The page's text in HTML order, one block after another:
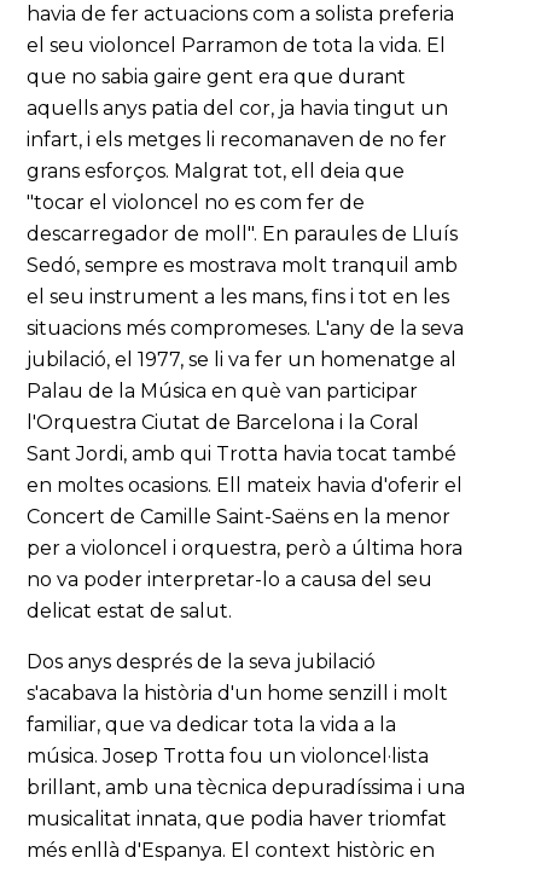
havia de fer actuacions com a solista preferia
el seu violoncel Parramon de tota la vida. El
que no sabia gaire gent era que durant
aquells anys patia del cor, ja havia tingut un
infart, i els metges li recomanaven de no fer
grans esforços. Malgrat tot, ell deia que
"tocar el violoncel no es com fer de
descarregador de moll". En paraules de Lluís
Sedó, sempre es mostrava molt tranquil amb
el seu instrument a les mans, fins i tot en les
situacions més compromeses. L'any de la seva
jubilació, el 1977, se li va fer un homenatge al
Palau de la Música en què van participar
l'Orquestra Ciutat de Barcelona i la Coral
Sant Jordi, amb qui Trotta havia tocat també
en moltes ocasions. Ell mateix havia d'oferir el
Concert de Camille Saint-Saëns en la menor
per a violoncel i orquestra, però a última hora
no va poder interpretar-lo a causa del seu
delicat estat de salut.
Dos anys després de la seva jubilació
s'acabava la història d'un home senzill i molt
familiar, que va dedicar tota la vida a la
música. Josep Trotta fou un violoncel·lista
brillant, amb una tècnica depuradíssima i una
musicalitat innata, que podia haver triomfat
més enllà d'Espanya. El context històric en